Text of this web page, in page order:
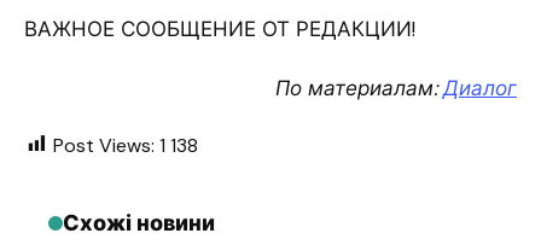
ВАЖНОЕ СООБЩЕНИЕ ОТ РЕДАКЦИИ!
По материалам:Диалог
Post Views: 1 138
Схожі новини